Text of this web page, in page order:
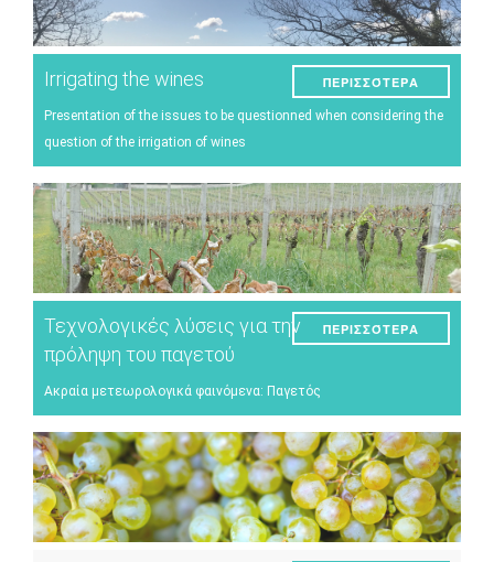
Irrigating the wines
Presentation of the issues to be questionned when considering the
question of the irrigation of wines
ΠΕΡΙΣΣΌΤΕΡΑ
Τεχνολογικές λύσεις για την
πρόληψη του παγετού
Ακραία μετεωρολογικά φαινόμενα: Παγετός
ΠΕΡΙΣΣΌΤΕΡΑ